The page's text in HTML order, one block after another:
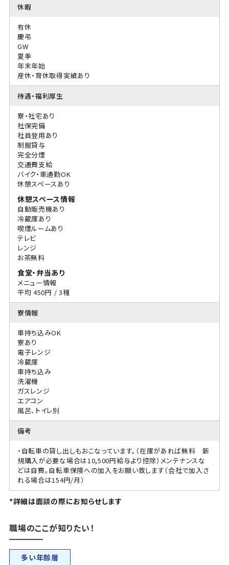
休暇
有休
慶弔
GW
夏季
年末年始
産休・育休取得実績あり
待遇・福利厚生
寮・社宅あり
社保完備
社員登用あり
制服貸与
完全分煙
交通費支給
バイク・車通勤OK
休憩スペースあり
休憩スペース情報
自動販売機あり
冷蔵庫あり
喫煙ルームあり
テレビ
レンジ
お茶無料
食堂・弁当あり
メニュー情報
平均 450円 / 3種
寮情報
車持ち込みOK
寮あり
電子レンジ
冷蔵庫
車持ち込み
洗濯機
ガスレンジ
エアコン
風呂、トイレ別
備考
・自転車の貸し出しもおこなっています。（在庫があれば無料 新
規購入が必要な場合は10,500円給与より控除）メンテナンスな
どは自費。自転車保険への加入をお願い致します（会社で加入さ
れる場合は154円/月）
*詳細は面談の際にお知らせします
職場のここが知りたい！
多い年齢層